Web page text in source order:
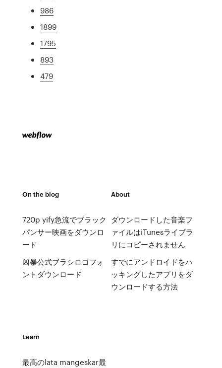
986
1899
1795
893
479
On the blog
720p yify急流でブラック
パンサー映画をダウンロ
ード
凶暴公式ブラシロゴフォ
ントダウンロード
About
ダウンロードした音楽フ
ァイルはiTunesライブラ
リにコピーされません
すでにアンドロイドをハ
ッキングしたアプリをダ
ウンロードする方法
Learn
最高のlata mangeskar最